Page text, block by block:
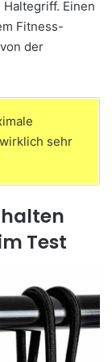
Einen
Fitness-
der
sehr
Test